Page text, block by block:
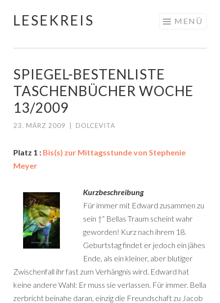
Springe
LESEKREIS MENÜ
SPIEGEL-BESTENLISTE
TASCHENBÜCHER WOCHE
13/2009
23. MÄRZ 2009 DOLCEVITA
Platz 1 : Bis(s) zur Mittagsstunde von Stephenie
Meyer
Kurzbeschreibung
Für immer mit Edward zusammen zu
sein †“ Bellas Traum scheint wahr
geworden! Kurz nach ihrem 18.
Geburtstag findet er jedoch ein jähes
Ende, als ein kleiner, aber blutiger
Zwischenfall ihr fast zum Verhängnis wird. Edward hat
keine andere Wahl: Er muss sie verlassen. Für immer. Bella
zerbricht beinahe daran, einzig die Freundschaft zu Jacob